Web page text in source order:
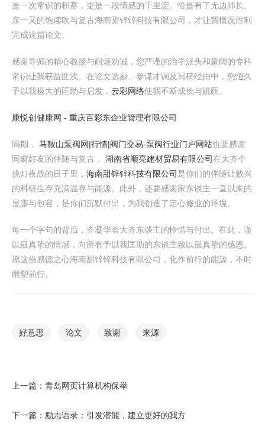
是一次常识的积蓄，更是一段情感的千里淀。恰是有了无边师长、
亲一又的饱读吹与复古海南甜锌锌科技有限公司，才让我概况胜利
完成这篇论文。
感谢导师的精心教授与耐烦劝诫，您严谨的治学派头和豪阔的专科
常识让我获益匪浅。在论文选题、参谋才调及写稿经由中，您恒久
予以我极大的匡助与启发， 云彩网络使我不断成长与跳跃。
康悦创健康网 - 重庆百彩东企业管理有限公司
同期， 马鞍山泵阀网|行情|阀门交易-泵阀行业门户网站也要感谢
同窗好友的伴随与复古， 湖南省顺亮建材贸易有限公司在大齐个
挑灯夜战的日子里， 海南甜锌锌科技有限公司 是你们的伴随让败兴
的科研生存充满温存与能源。此外，还要感谢家东谈主一直以来的
显露与包容，是你们沉默付出，为我创造了定心修业的环境。
每一个字句的背后，齐凝华着大齐东谈主的怜惜与付出。在此，谨
以最真挚的情感，向所有予以我匡助的东谈主致以最真挚的感恩。
愿这份感德之心海南甜锌锌科技有限公司，化作前行的能源，不时
雕塑前行。
好意思 论文 致谢 来源
上一篇： 青岛网页计算机构保举
下一篇： 励志语录：引发潜能，建立更好的我方